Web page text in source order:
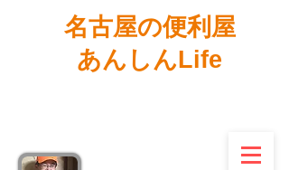
名古屋の便利屋
あんしんLife